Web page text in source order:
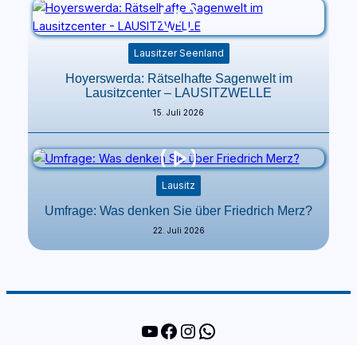
Lausitzer Seenland
Hoyerswerda: Rätselhafte Sagenwelt im
Lausitzcenter – LAUSITZWELLE
15. Juli 2026
Lausitz
Umfrage: Was denken Sie über Friedrich Merz?
22. Juli 2026
YouTube
Facebook
Instagram
WhatsApp